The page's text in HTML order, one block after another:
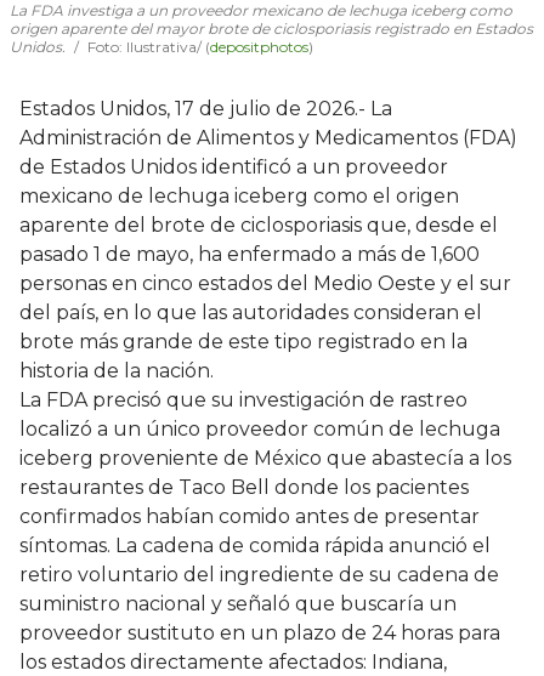
La FDA investiga a un proveedor mexicano de lechuga iceberg como
origen aparente del mayor brote de ciclosporiasis registrado en Estados
Unidos.
Foto: Ilustrativa/ (depositphotos)
Estados Unidos, 17 de julio de 2026.- La
Administración de Alimentos y Medicamentos (FDA)
de Estados Unidos identificó a un proveedor
mexicano de lechuga iceberg como el origen
aparente del brote de ciclosporiasis que, desde el
pasado 1 de mayo, ha enfermado a más de 1,600
personas en cinco estados del Medio Oeste y el sur
del país, en lo que las autoridades consideran el
brote más grande de este tipo registrado en la
historia de la nación.
La FDA precisó que su investigación de rastreo
localizó a un único proveedor común de lechuga
iceberg proveniente de México que abastecía a los
restaurantes de Taco Bell donde los pacientes
confirmados habían comido antes de presentar
síntomas. La cadena de comida rápida anunció el
retiro voluntario del ingrediente de su cadena de
suministro nacional y señaló que buscaría un
proveedor sustituto en un plazo de 24 horas para
los estados directamente afectados: Indiana,